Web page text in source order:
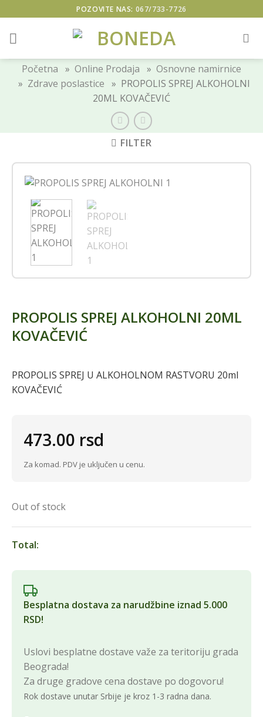
to
content
POZOVITE NAS: 067/733-7726
Početna » Online Prodaja » Osnovne namirnice
» Zdrave poslastice » PROPOLIS SPREJ ALKOHOLNI
20ML KOVAČEVIĆ
FILTER
PROPOLIS SPREJ ALKOHOLNI 20ML
KOVAČEVIĆ
PROPOLIS SPREJ U ALKOHOLNOM RASTVORU 20ml
KOVAČEVIĆ
473.00 rsd
Za komad. PDV je uključen u cenu.
Out of stock
Total:
Besplatna dostava za narudžbine iznad 5.000
RSD!
Uslovi besplatne dostave važe za teritoriju grada
Beograda!
Za druge gradove cena dostave po dogovoru!
Rok dostave unutar Srbije je kroz 1-3 radna dana.